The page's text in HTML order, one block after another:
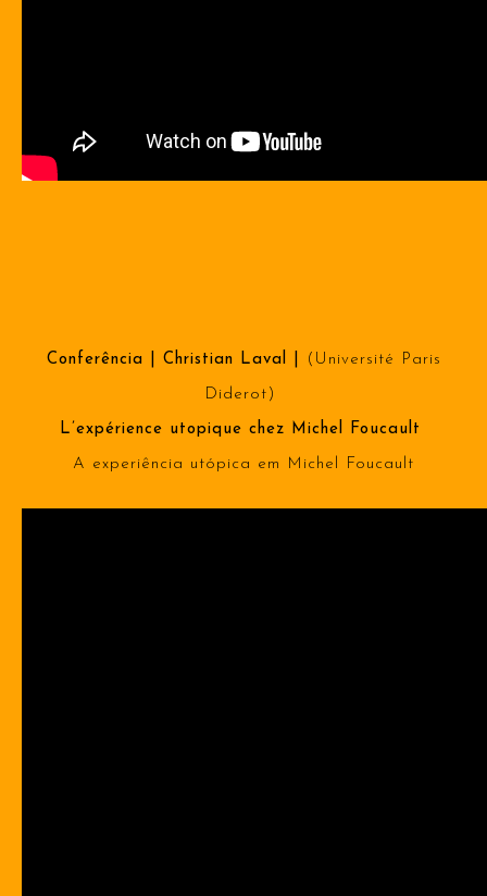
Conferência | Christian Laval | (Université Paris
Diderot)
L’expérience utopique chez Michel Foucault
A experiência utópica em Michel Foucault